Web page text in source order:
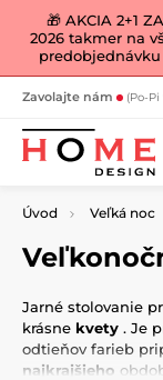
🎁 AKCIA 2+1
2026 takmer na
predobjednávku
Zavolajte nám (Po-Pi
Úvod Veľká noc
Jarné stolovanie
krásne kvety . Je
odtieňov farieb
najkrajšieho